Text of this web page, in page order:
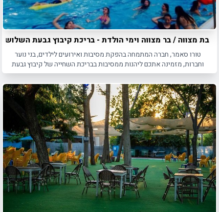
בת מצווה / בר מצווה וימי הולדת - בריכת קיבוץ גבעת השלושה
טורו סאמר, חברה המתמחה בהפקת מסיבות ואירועים לילדים, בני נוער
וחברות, מזמינה אתכם ליהנות ממסיבות בבריכת השחייה של קיבוץ גבעת
השלושה.